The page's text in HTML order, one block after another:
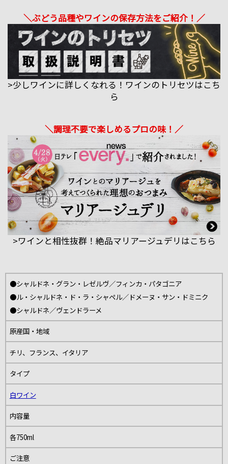
＼ぶどう品種やワインの保存方法をご紹介！／
>少しワインに詳しくなれる！ワインのトリセツはこち
ら
＼調理不要で楽しめるプロの味！／
>ワインと相性抜群！絶品マリアージュデリはこちら
●シャルドネ・グラン・レゼルヴ／フィンカ・パタゴニア
●ル・シャルドネ・ド・ラ・シャペル／ドメーヌ・サン・ドミニク
●シャルドネ／ヴェンドラーメ
原産国・地域
チリ、フランス、イタリア
タイプ
白ワイン
内容量
各750ml
ご注意